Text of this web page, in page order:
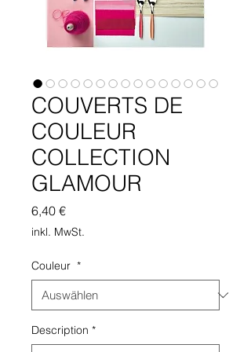
COUVERTS DE
COULEUR
COLLECTION
GLAMOUR
6,40 €Preis
inkl. MwSt.
Couleur *
Description *